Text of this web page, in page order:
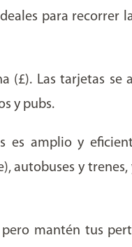
para recorrer
(£). Las tarjetas se
y pubs.
es amplio y
autobuses y
mantén tus